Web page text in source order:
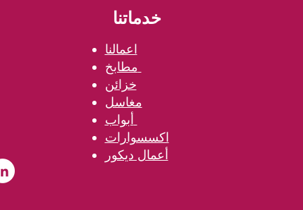
خدماتنا
اعمالنا
خزائن
مغاسل
اكسسوارات
أعمال ديكور